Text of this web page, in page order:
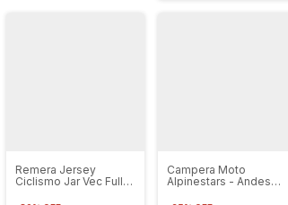
Remera Jersey
Ciclismo Jar Vec Full
Campera Moto
Alpinestars - Andes